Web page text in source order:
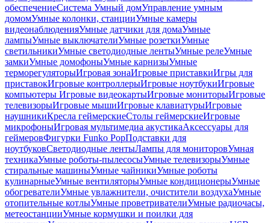
обеспечениеСистема Умный домУправление умным
домомУмные колонки, станцииУмные камеры
видеонаблюденияУмные датчики для домаУмные
лампыУмные выключателиУмные розеткиУмные
светильникиУмные светодиодные лентыУмные релеУмные
замкиУмные домофоныУмные карнизыУмные
терморегуляторыИгровая зонаИгровые приставкиИгры для
приставокИгровые контроллерыИгровые ноутбукиИгровые
компьютеры Игровые видеокартыИгровые мониторыИгровые
телевизорыИгровые мышиИгровые клавиатурыИгровые
наушникиКресла геймерскиеСтолы геймерскиеИгровые
микрофоныИгровая мультимедиа акустикаАксессуары для
геймеровФигурки Funko PopПодставки для
ноутбуковСветодиодные лентыЛампы для мониторовУмная
техникаУмные роботы-пылесосыУмные телевизорыУмные
стиральные машиныУмные чайникиУмные роботы
кулинарныеУмные вентиляторыУмные кондиционерыУмные
обогревателиУмные увлажнители, очистители воздухаУмные
отопительные котлыУмные проветривателиУмные радиочасы,
метеостанцииУмные кормушки и поилки для